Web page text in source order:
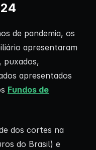
de pandemia, os
apresentaram
puxados,
apresentados
Fundos de
dos cortes na
do Brasil) e